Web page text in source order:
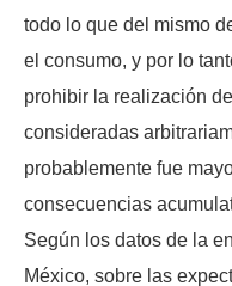
todo lo que del mismo
el consumo, y por lo
prohibir la realización
consideradas
probablemente fue
consecuencias
Según los datos de la
México, sobre las